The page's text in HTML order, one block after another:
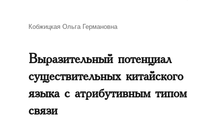
Автор
Кобжицкая Ольга Германовна
Выразительный потенциал
существительных китайского
языка с атрибутивным типом
связи